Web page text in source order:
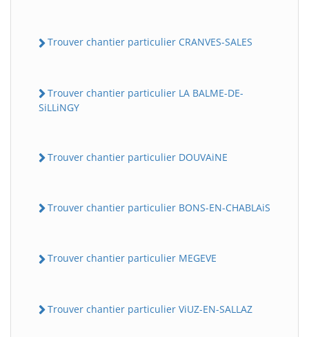
Trouver chantier particulier CRANVES-SALES
Trouver chantier particulier LA BALME-DE-
SiLLiNGY
Trouver chantier particulier DOUVAiNE
Trouver chantier particulier BONS-EN-CHABLAiS
Trouver chantier particulier MEGEVE
Trouver chantier particulier ViUZ-EN-SALLAZ